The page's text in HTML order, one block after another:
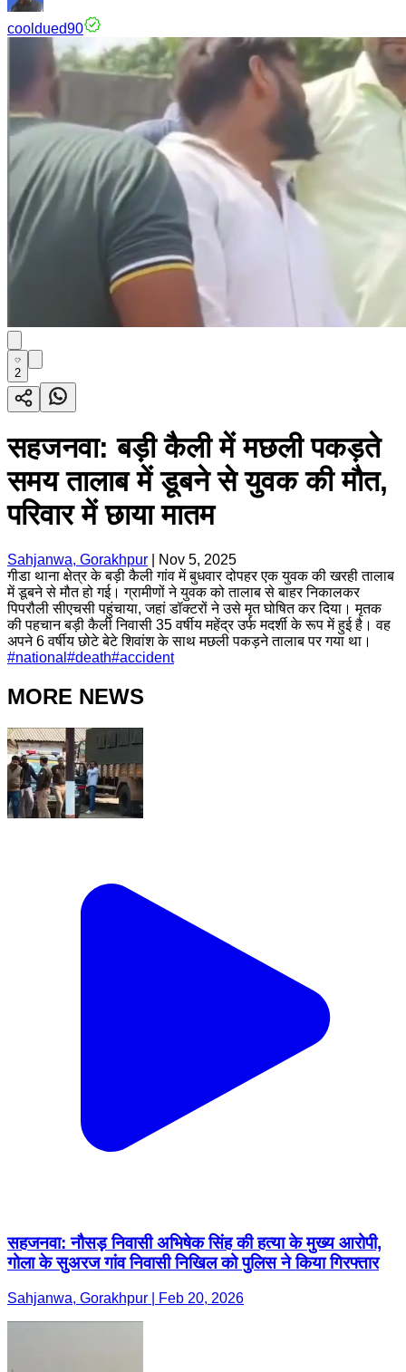
cooldued90
2
सहजनवा: बड़ी कैली में मछली पकड़ते
समय तालाब में डूबने से युवक की मौत,
परिवार में छाया मातम
Sahjanwa, Gorakhpur
Nov 5, 2025
गीडा थाना क्षेत्र के बड़ी कैली गांव में बुधवार दोपहर एक युवक की खरही तालाब
में डूबने से मौत हो गई। ग्रामीणों ने युवक को तालाब से बाहर निकालकर
पिपरौली सीएचसी पहुंचाया, जहां डॉक्टरों ने उसे मृत घोषित कर दिया। मृतक
की पहचान बड़ी कैली निवासी 35 वर्षीय महेंद्र उर्फ मदर्शी के रूप में हुई है। वह
अपने 6 वर्षीय छोटे बेटे शिवांश के साथ मछली पकड़ने तालाब पर गया था।
#national #death#accident
MORE NEWS
सहजनवा: नौसड़ निवासी अभिषेक सिंह की हत्या के मुख्य आरोपी,
गोला के सुअरज गांव निवासी निखिल को पुलिस ने किया गिरफ्तार
Sahjanwa, Gorakhpur | Feb 20, 2026